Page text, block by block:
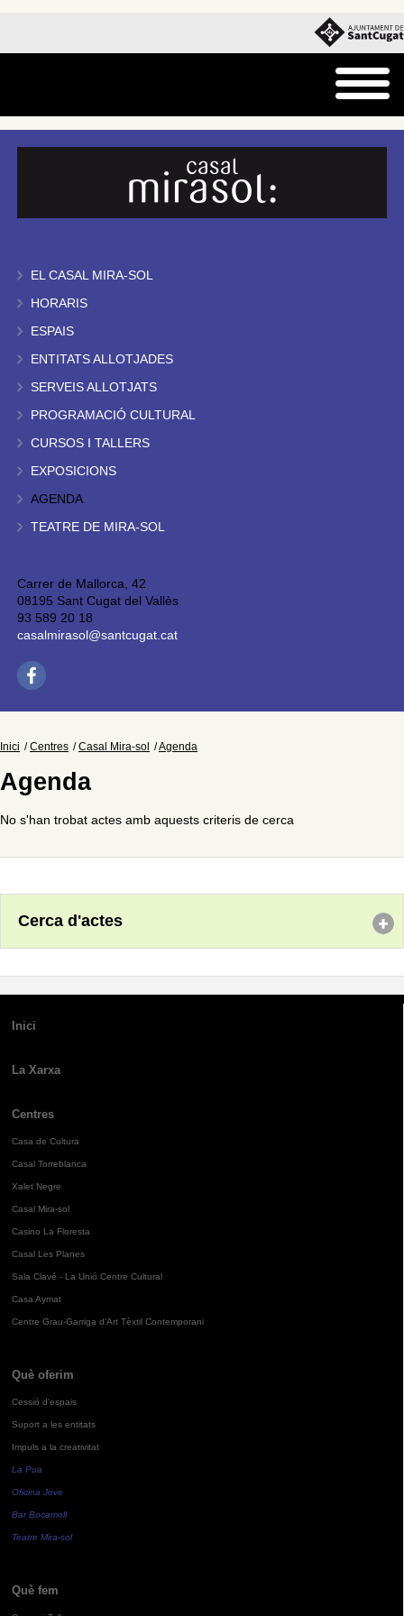
EL CASAL MIRA-SOL
HORARIS
ESPAIS
ENTITATS ALLOTJADES
SERVEIS ALLOTJATS
PROGRAMACIÓ CULTURAL
CURSOS I TALLERS
EXPOSICIONS
AGENDA
TEATRE DE MIRA-SOL
Carrer de Mallorca, 42
08195 Sant Cugat del Vallès
93 589 20 18
casalmirasol@santcugat.cat
Inici Centres Casal Mira-sol Agenda
Agenda
No s'han trobat actes amb aquests criteris de cerca
Cerca d'actes
Inici
La Xarxa
Centres
Casa de Cultura
Casal Torreblanca
Xalet Negre
Casal Mira-sol
Casino La Floresta
Casal Les Planes
Sala Clavé - La Unió Centre Cultural
Casa Aymat
Centre Grau-Garriga d'Art Tèxtil Contemporani
Què oferim
Cessió d'espais
Suport a les entitats
Impuls a la creativitat
La Pua
Oficina Jove
Bar Bocamoll
Teatre Mira-sol
Què fem